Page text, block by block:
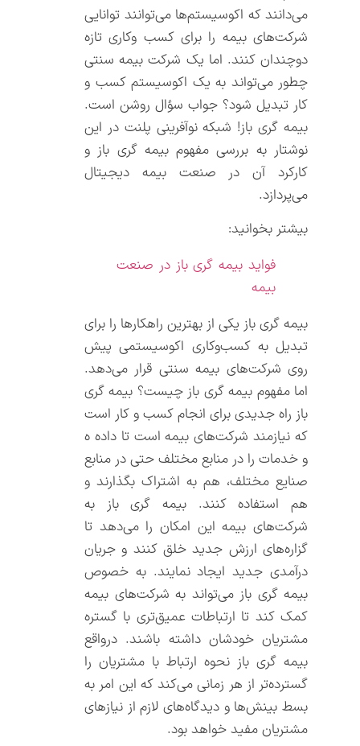
می‌دانند که اکوسیستم‌ها می‌توانند توانایی
شرکت‌های بیمه را برای کسب و‌کاری تازه
دوچندان کنند. اما یک شرکت بیمه سنتی
چطور می‌تواند به یک اکوسیستم کسب و
کار تبدیل شود؟ جواب سؤال روشن است.
بیمه گری باز! شبکه نوآفرینی پلنت در این
نوشتار به بررسی مفهوم بیمه گری باز و
کارکرد آن در صنعت بیمه دیجیتال
می‌پردازد.
بیشتر بخوانید:
فواید بیمه گری باز در صنعت
بیمه
بیمه گری باز یکی از بهترین راهکارها را برای
تبدیل به کسب‌و‌کاری اکوسیستمی پیش
روی شرکت‌های بیمه سنتی قرار می‌دهد.
اما مفهوم بیمه گری باز چیست؟ بیمه گری
باز راه جدیدی برای انجام کسب و کار است
که نیازمند شرکت‌های بیمه است تا داده ه
و خدمات را در منابع مختلف حتی در منابع
صنایع مختلف، هم به اشتراک بگذارند و
هم استفاده کنند. بیمه گری باز به
شرکت‌های بیمه این امکان را می‌دهد تا
گزاره‌های ارزش جدید خلق کنند و جریان
درآمدی جدید ایجاد نمایند. به خصوص
بیمه گری باز می‌تواند به شرکت‌های بیمه
کمک کند تا ارتباطات عمیق‌تری با گستره
مشتریان خودشان داشته باشند. درواقع
بیمه گری باز نحوه ارتباط با مشتریان را
گسترده‌تر از هر زمانی می‌کند که این امر به
بسط بینش‌ها و دیدگاه‌های لازم از نیازهای
مشتریان مفید خواهد بود.